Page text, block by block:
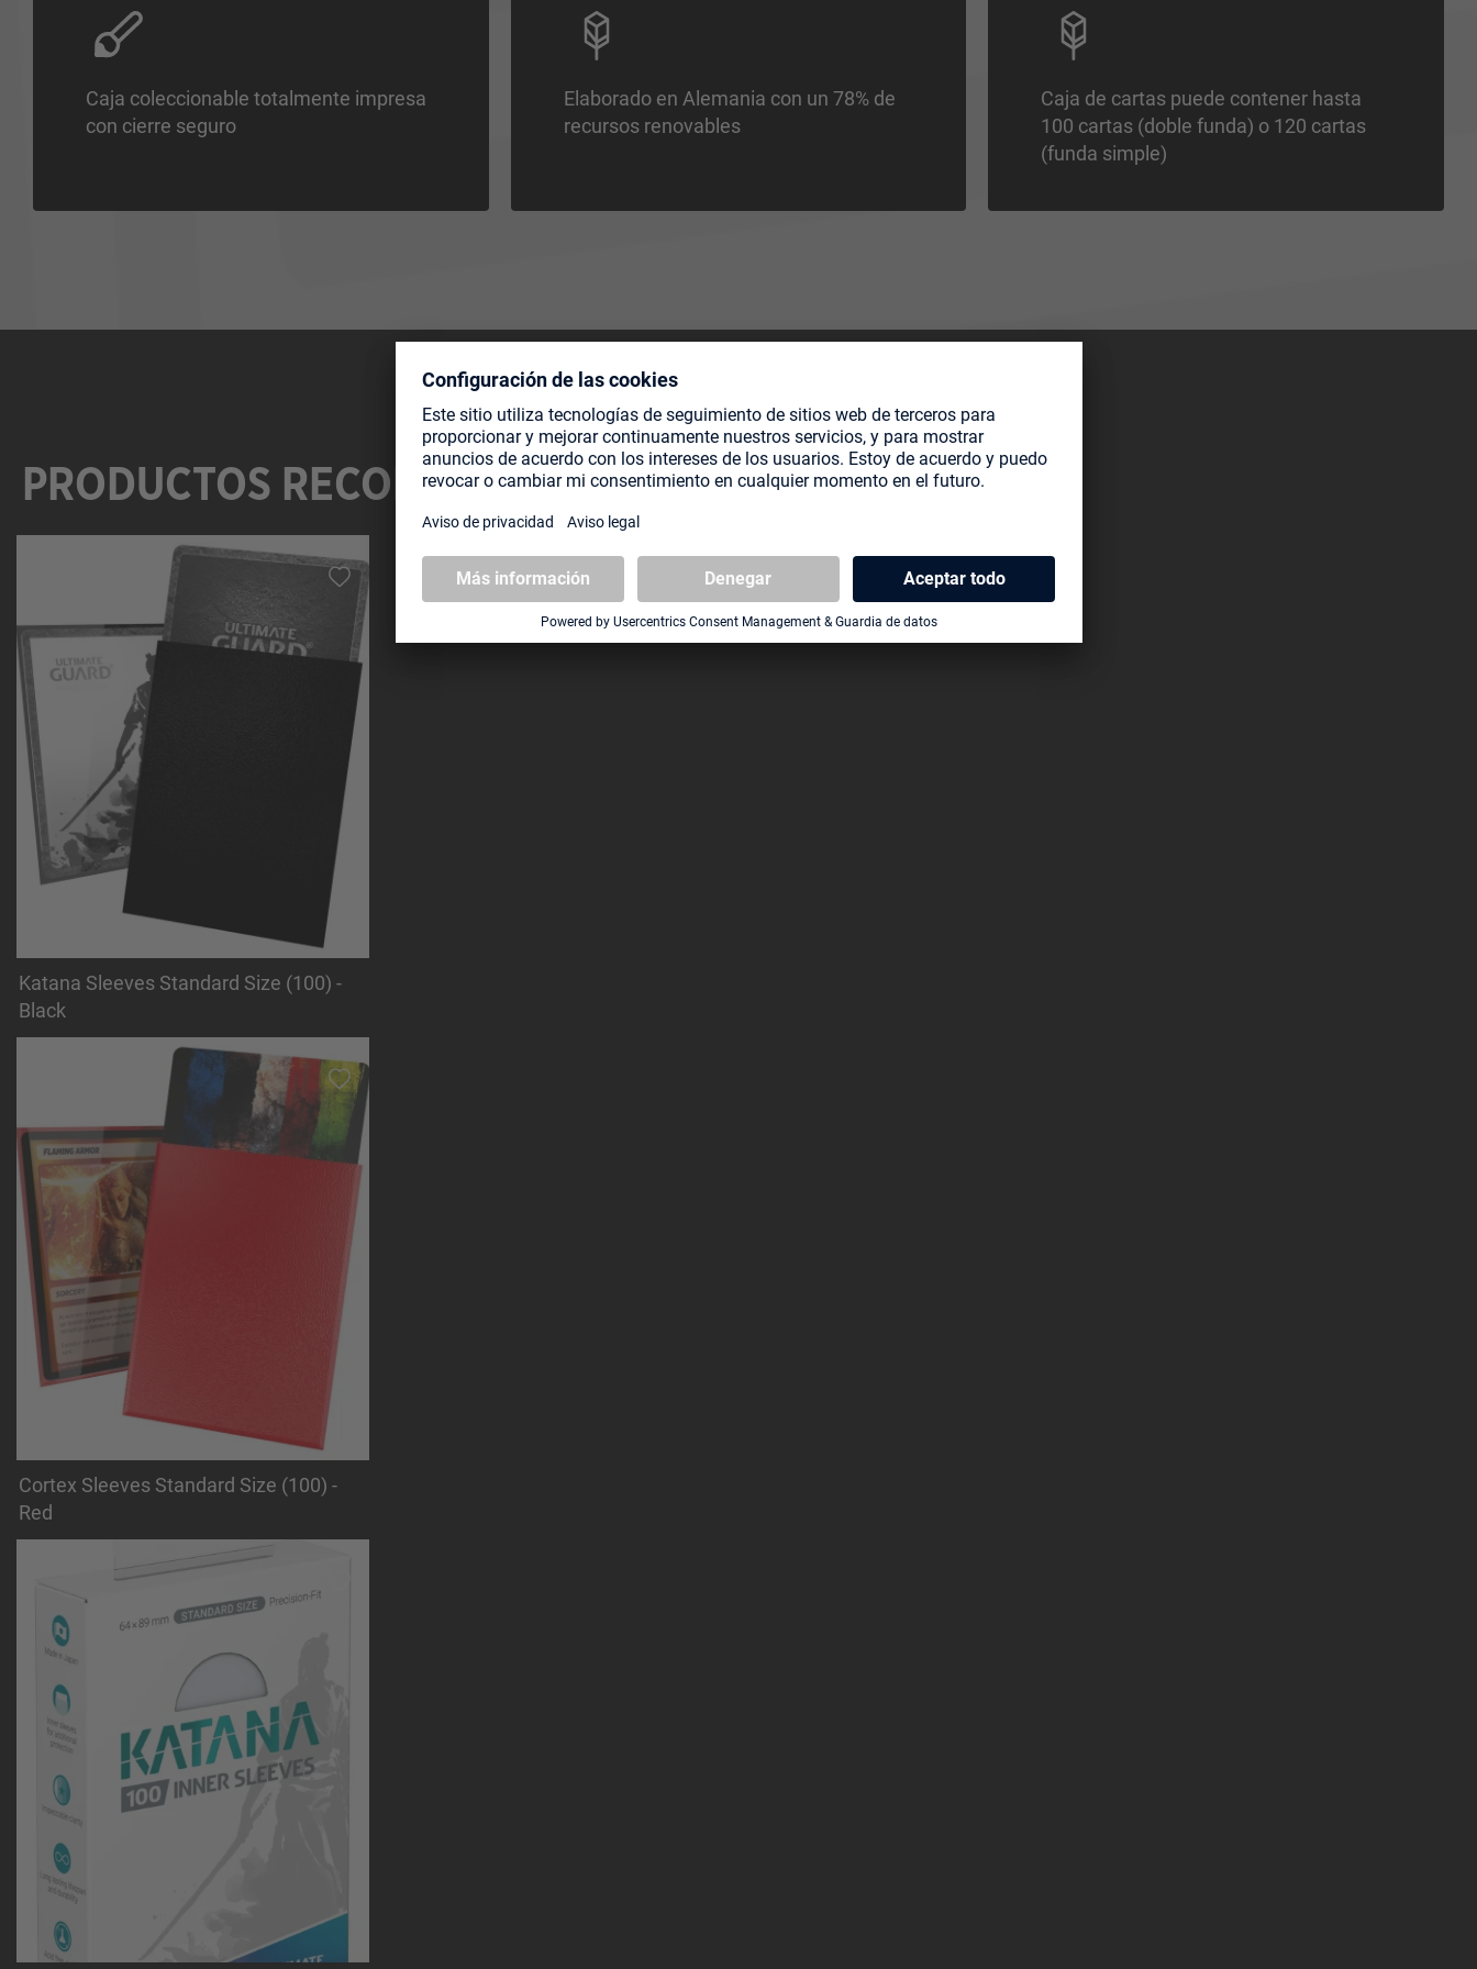
Caja coleccionable totalmente impresa
con cierre seguro
Elaborado en Alemania con un 78% de
recursos renovables
Caja de cartas puede contener hasta
100 cartas (doble funda) o 120 cartas
(funda simple)
PRODUCTOS RECOMENDADOS
Omitir la galería de productos
Katana Sleeves Standard Size (100) -
Black
Cortex Sleeves Standard Size (100) -
Red